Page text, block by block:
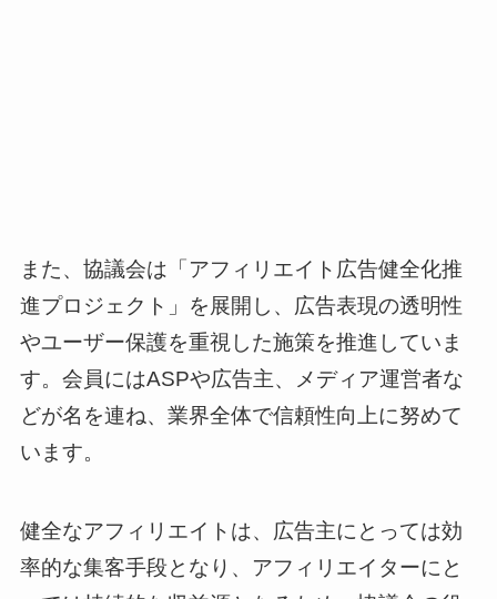
また、協議会は「アフィリエイト広告健全化推
進プロジェクト」を展開し、広告表現の透明性
やユーザー保護を重視した施策を推進していま
す。会員にはASPや広告主、メディア運営者な
どが名を連ね、業界全体で信頼性向上に努めて
います。
健全なアフィリエイトは、広告主にとっては効
率的な集客手段となり、アフィリエイターにと